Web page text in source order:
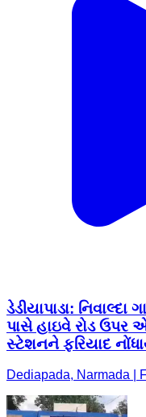
ડેડીયાપાડા: નિવાલ્દા
પાસે હાઇવે રોડ ઉપર
સ્ટેશનને ફરિયાદ
Dediapada, Narmada |